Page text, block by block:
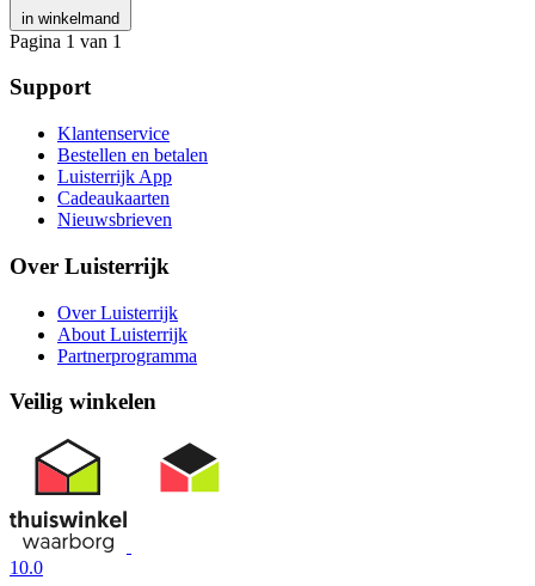
in winkelmand
Pagina 1 van 1
Support
Klantenservice
Bestellen en betalen
Luisterrijk App
Cadeaukaarten
Nieuwsbrieven
Over Luisterrijk
Over Luisterrijk
About Luisterrijk
Partnerprogramma
Veilig winkelen
10.0